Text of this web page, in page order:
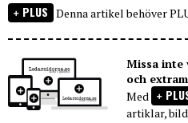
PLUS Denna artikel behöver
Missa inte
och
Med
artiklar,